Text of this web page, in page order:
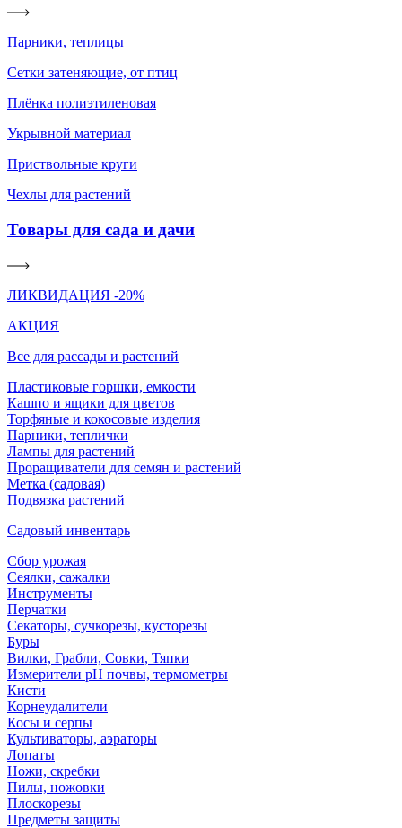
Парники, теплицы
Сетки затеняющие, от птиц
Плёнка полиэтиленовая
Укрывной материал
Приствольные круги
Чехлы для растений
Товары для сада и дачи
ЛИКВИДАЦИЯ -20%
АКЦИЯ
Все для рассады и растений
Пластиковые горшки, емкости
Кашпо и ящики для цветов
Торфяные и кокосовые изделия
Парники, теплички
Лампы для растений
Проращиватели для семян и растений
Метка (садовая)
Подвязка растений
Садовый инвентарь
Сбор урожая
Сеялки, сажалки
Инструменты
Перчатки
Секаторы, сучкорезы, кусторезы
Буры
Вилки, Грабли, Совки, Тяпки
Измерители pH почвы, термометры
Кисти
Корнеудалители
Косы и серпы
Культиваторы, аэраторы
Лопаты
Ножи, скребки
Пилы, ножовки
Плоскорезы
Предметы защиты